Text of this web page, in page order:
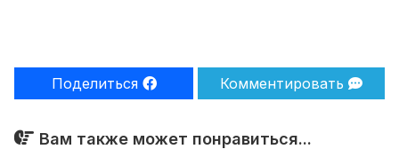
Поделиться Комментировать
Вам также может понравиться...